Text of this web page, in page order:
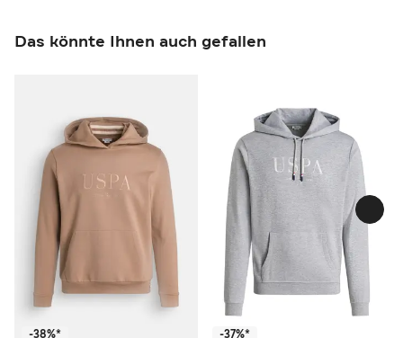
Das könnte Ihnen auch gefallen
-38%* -37%*